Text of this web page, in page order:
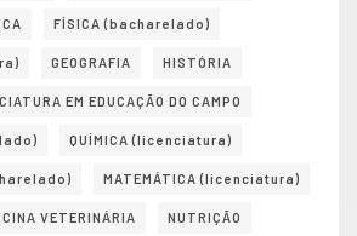
FÍSICA (bacharelado)
GEOGRAFIA HISTÓRIA
EM EDUCAÇÃO DO CAMPO
QUÍMICA (licenciatura)
MATEMÁTICA (licenciatura)
VETERINÁRIA NUTRIÇÃO